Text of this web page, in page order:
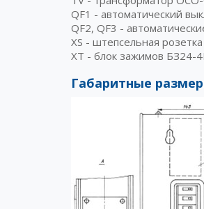
QF1 - автоматический
QF2, QF3 -
XS - штепсельная
XT - блок зажимов
Габаритные